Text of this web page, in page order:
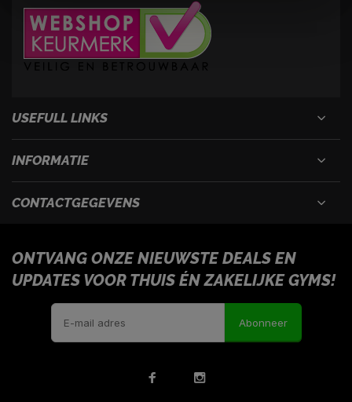
USEFULL LINKS
INFORMATIE
CONTACTGEGEVENS
ONTVANG ONZE NIEUWSTE DEALS EN
UPDATES VOOR THUIS ÉN ZAKELIJKE GYMS!
Abonneer